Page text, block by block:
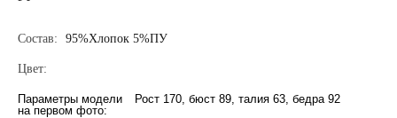
Состав: 95%Хлопок 5%ПУ
Цвет:
Параметры модели
на первом фото:
Рост 170, бюст 89, талия 63, бедра 92